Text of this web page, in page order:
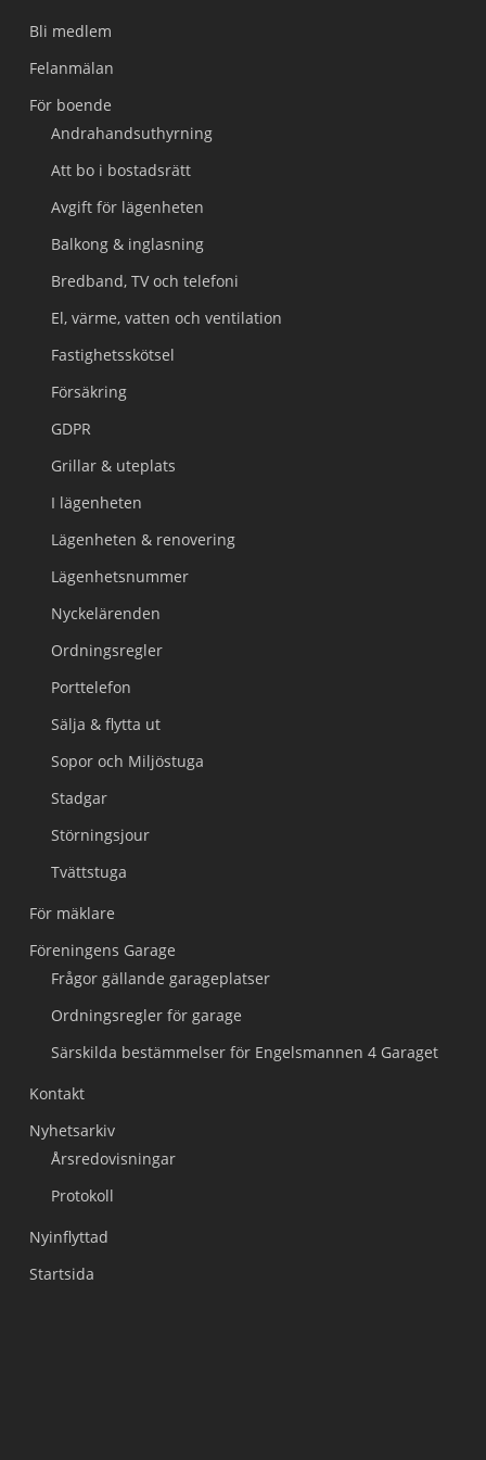
Bli medlem
Felanmälan
För boende
Andrahandsuthyrning
Att bo i bostadsrätt
Avgift för lägenheten
Balkong & inglasning
Bredband, TV och telefoni
El, värme, vatten och ventilation
Fastighetsskötsel
Försäkring
GDPR
Grillar & uteplats
I lägenheten
Lägenheten & renovering
Lägenhetsnummer
Nyckelärenden
Ordningsregler
Porttelefon
Sälja & flytta ut
Sopor och Miljöstuga
Stadgar
Störningsjour
Tvättstuga
För mäklare
Föreningens Garage
Frågor gällande garageplatser
Ordningsregler för garage
Särskilda bestämmelser för Engelsmannen 4 Garaget
Kontakt
Nyhetsarkiv
Årsredovisningar
Protokoll
Nyinflyttad
Startsida